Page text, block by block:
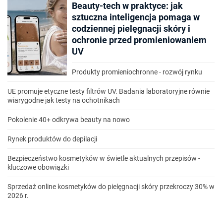
Beauty-tech w praktyce: jak
sztuczna inteligencja pomaga w
codziennej pielęgnacji skóry i
ochronie przed promieniowaniem
UV
Produkty promieniochronne - rozwój rynku
UE promuje etyczne testy filtrów UV. Badania laboratoryjne równie
wiarygodne jak testy na ochotnikach
Pokolenie 40+ odkrywa beauty na nowo
Rynek produktów do depilacji
Bezpieczeństwo kosmetyków w świetle aktualnych przepisów -
kluczowe obowiązki
Sprzedaż online kosmetyków do pielęgnacji skóry przekroczy 30% w
2026 r.